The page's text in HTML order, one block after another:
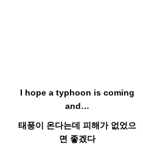
I hope a typhoon is coming
and…
태풍이 온다는데 피해가 없었으
면 좋겠다